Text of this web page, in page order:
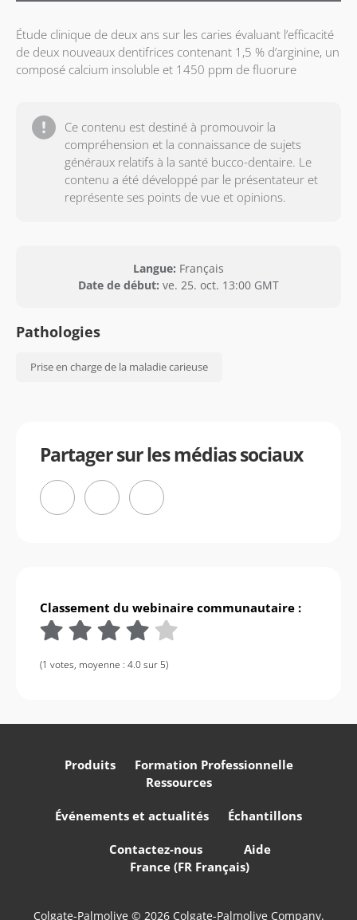
Étude clinique de deux ans sur les caries évaluant l’efficacité
de deux nouveaux dentifrices contenant 1,5 % d’arginine, un
composé calcium insoluble et 1450 ppm de fluorure
Ce contenu est destiné à promouvoir la
compréhension et la connaissance de sujets
généraux relatifs à la santé bucco-dentaire. Le
contenu a été développé par le présentateur et
représente ses points de vue et opinions.
Langue: Français
Date de début: ve. 25. oct. 13:00 GMT
Pathologies
Prise en charge de la maladie carieuse
Partager sur les médias sociaux
Classement du webinaire communautaire :
(1 votes, moyenne : 4.0 sur 5)
Produits
Formation Professionnelle
Ressources
Événements et actualités Échantillons
Contactez-nous
Aide
France (FR Français)
Colgate-Palmolive © 2026 Colgate-Palmolive Company.